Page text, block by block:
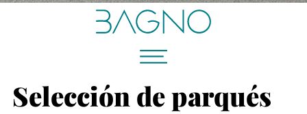
Selección de parqués